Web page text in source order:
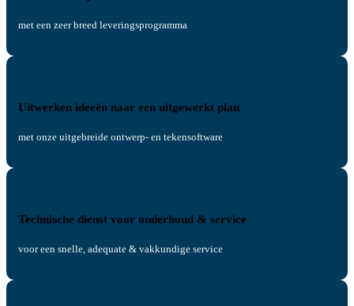
met een zeer breed leveringsprogramma
Uitwerken ideeën naar een uitgewerkt plan
met onze uitgebreide ontwerp- en tekensoftware
Technische dienst voor onderhoud & service
voor een snelle, adequate & vakkundige service